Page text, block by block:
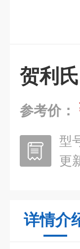
贺利
参考价：
型
更
详情介